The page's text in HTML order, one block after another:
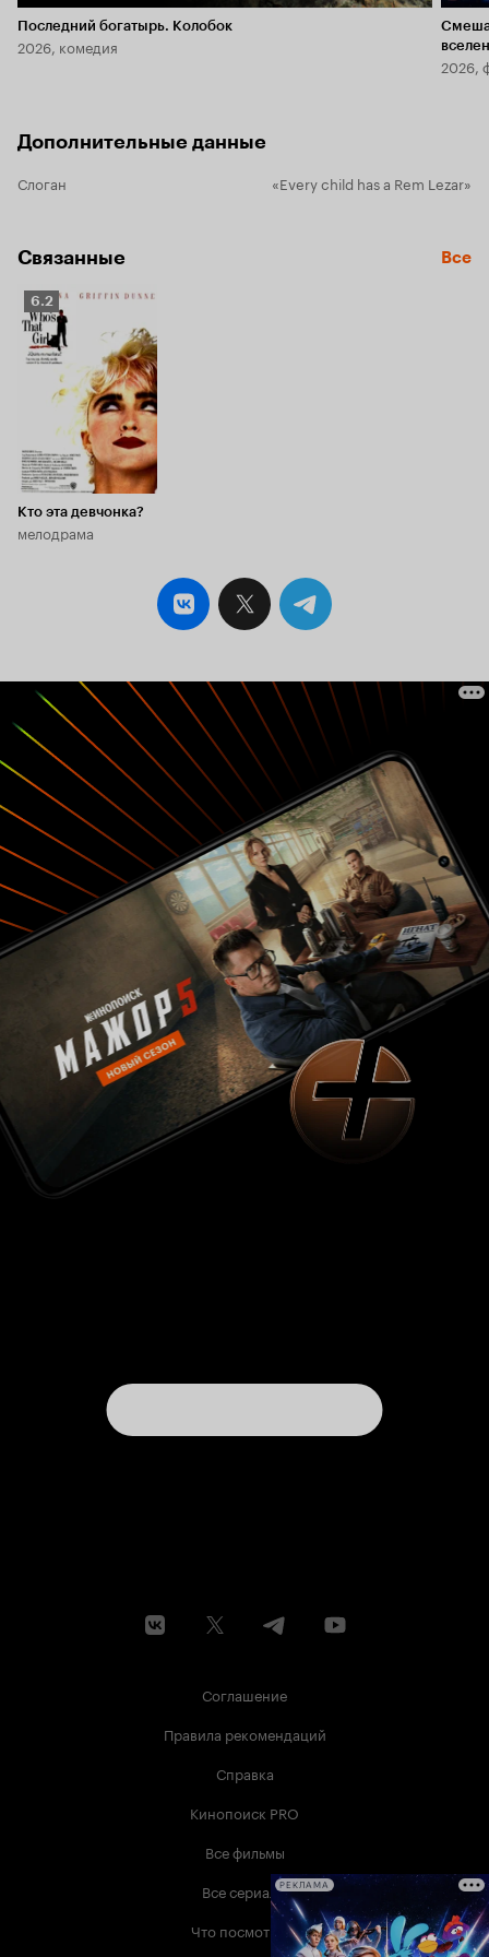
Последний богатырь. Колобок
2026, комедия
2026,
Дополнительные данные
Слоган «Every child has a Rem Lezar»
Связанные Все
Рейтинг
Кинопоиска
6.2
6.2
Кто эта девчонка?
мелодрама
Соглашение
Правила рекомендаций
Справка
Кинопоиск PRO
Все фильмы
Все сериалы
Что посмотреть
РЕКЛАМА